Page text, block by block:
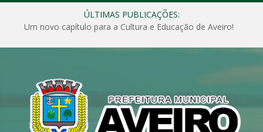
ÚLTIMAS PUBLICAÇÕES:
Um novo capítulo para a Cultura e Educação de Aveiro!